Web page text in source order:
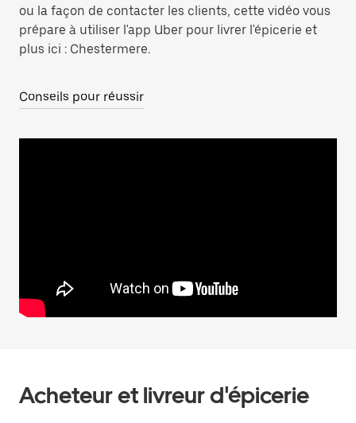
ou la façon de contacter les clients, cette vidéo vous
prépare à utiliser l'app Uber pour livrer l'épicerie et
plus ici : Chestermere.
Conseils pour réussir
Acheteur et livreur d'épicerie